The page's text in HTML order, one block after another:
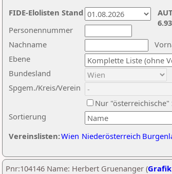
Nachname
Ebene
Sortierung
Personennummer
Bundesland
Spgem./Kreis/Verein
Nur "österreichische"
Vereinslisten:Wien Niederösterreich
FIDE-Elolisten Stand
Pnr:104146 Name: Herbert Gruenanger (